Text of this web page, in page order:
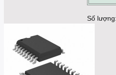
Số lượng: